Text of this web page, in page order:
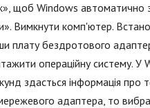
щоб Windows автоматично
Вимкнути комп'ютер.
плату бездротового
операційну систему.
здасться інформація
адаптера, то